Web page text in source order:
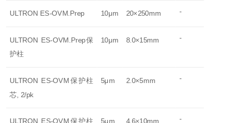
ULTRON ES-OVM.Prep 10μm 20×250mm -
ULTRON ES-OVM.Prep保
护柱
10μm 8.0×15mm -
ULTRON ES-OVM保护柱
芯, 2/pk
5μm 2.0×5mm -
ULTRON ES-OVM保护柱 5μm 4.6×10mm -